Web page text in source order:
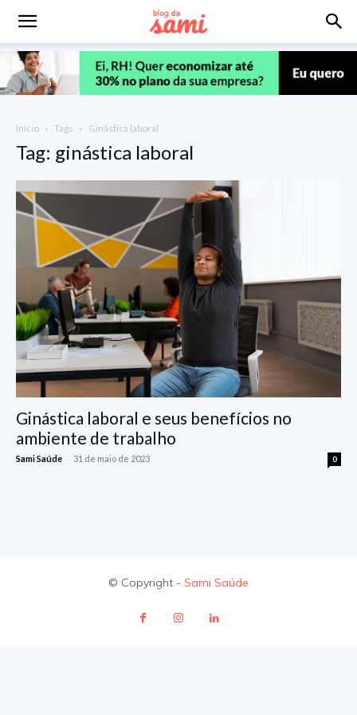
Início Tags Ginástica laboral
Tag: ginástica laboral
Ginástica laboral e seus benefícios no
ambiente de trabalho
Sami Saúde - 31 de maio de 2023 0
© Copyright - Sami Saúde